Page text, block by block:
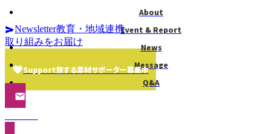
About
Event & Report
News
Message
Q&A
Newsletter教育・地域連携
取り組みをお届け
Support旅する素材サポーター募集中